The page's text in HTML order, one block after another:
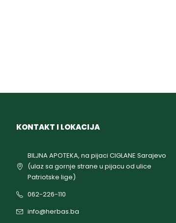
KONTAKT I LOKACIJA
BILJNA APOTEKA, na pijaci CIGLANE Sarajevo
(ulaz sa gornje strane u pijacu od ulice
Patriotske lige)
062-226-110
info@herbas.ba